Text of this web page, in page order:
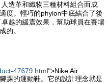
造革和織物三種材料組合而成
度。輕巧的phylon中底結合了後
越的緩震效果，幫助球員在賽場
的。
47679.html">Nike Air
踝的運動鞋。它的設計理念就是